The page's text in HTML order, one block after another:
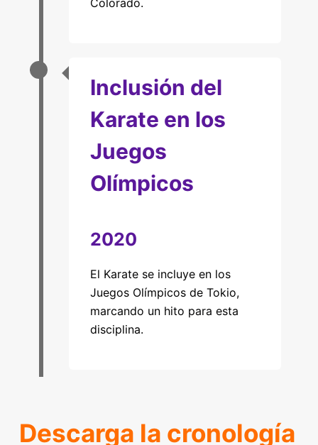
Colorado.
Inclusión del
Karate en los
Juegos
Olímpicos
2020
El Karate se incluye en los
Juegos Olímpicos de Tokio,
marcando un hito para esta
disciplina.
Descarga la cronología